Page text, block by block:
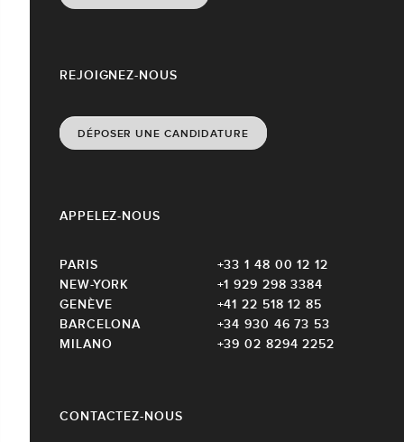
CONTACTEZ-NOUS
REJOIGNEZ-NOUS
DÉPOSER UNE CANDIDATURE
APPELEZ-NOUS
PARIS
+33 1 48 00 12 12
NEW-YORK
+1 929 298 3384
GENÈVE
+41 22 518 12 85
BARCELONA
+34 930 46 73 53
MILANO
+39 02 8294 2252